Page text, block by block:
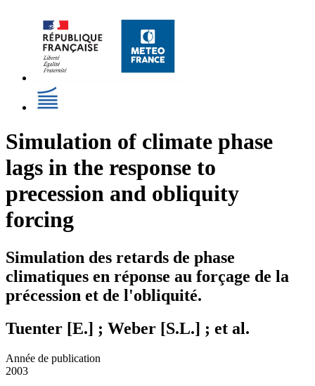
Simulation of climate phase
lags in the response to
precession and obliquity
forcing
Simulation des retards de phase
climatiques en réponse au forçage de la
précession et de l'obliquité.
Tuenter [E.] ; Weber [S.L.] ; et al.
Année de publication
2003